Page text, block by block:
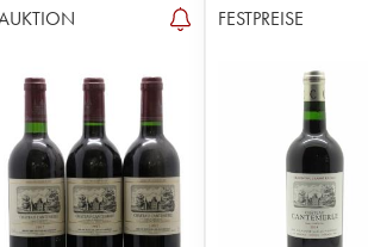
FESTPREISE